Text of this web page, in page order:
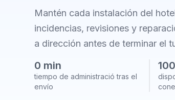
Mantén cada instalación del
incidencias, revisiones y
a dirección antes de terminar el
0 min
tiempo de administració tras el
envío